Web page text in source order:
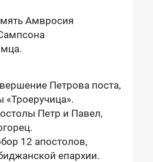
Амвросия
Петрова поста,
«Троеручица».
Петр и Павел,
12 апостолов,
епархии.